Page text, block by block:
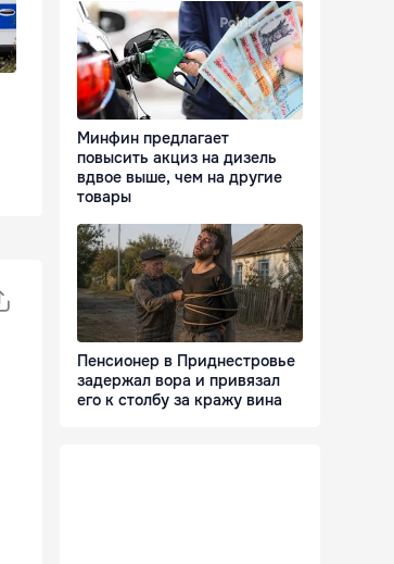
Минфин предлагает
повысить акциз на дизель
вдвое выше, чем на другие
товары
Пенсионер в Приднестровье
задержал вора и привязал
его к столбу за кражу вина